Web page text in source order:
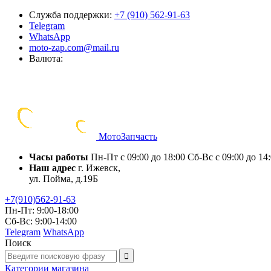
Служба поддержки: +7 (910) 562-91-63
Telegram
WhatsApp
moto-zap.com@mail.ru
Валюта:
МотоЗапчасть
Часы работы Пн-Пт с 09:00 до 18:00 Сб-Вс с 09:00 до
Наш адрес г. Ижевск,
ул. Пойма, д.19Б
+7(910)562-91-63
Пн-Пт: 9:00-18:00
Сб-Вс: 9:00-14:00
Telegram WhatsApp
Поиск
Категории магазина